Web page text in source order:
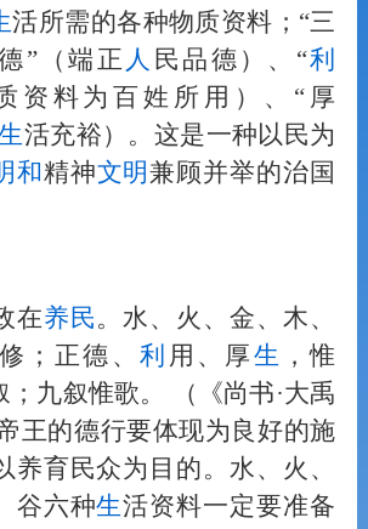
活所需的各种物质资料；“三
”（端正 人 民品德）、“利
资料为百姓所用）、“厚
活充裕）。这是一种以民为
和精神文明兼顾并举的治国
在养民。水、火、金、木、
；正德、利 用、厚生 ，惟
；九叙惟歌。
（《尚书·大禹
王的德行要体现为良好的施
养育民众为目的。水、火、
谷六种生活资料一定要准备